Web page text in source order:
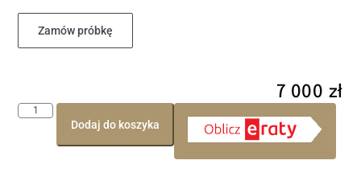
Zamów próbkę
7 000 zł
Dodaj do koszyka